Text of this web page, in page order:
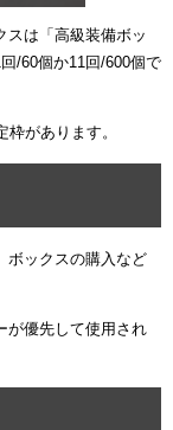
スは「高級装備ボッ
/60個か11回/600個で
があります。
ボックスの購入など
が優先して使用され